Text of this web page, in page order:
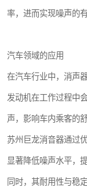
率，进而实现噪声的有
汽车领域的应用
在汽车行业中，消声
发动机在工作过程中
声，影响车内乘客的
苏州巨龙消音器通过
显著降低噪声水平，
同时，其耐用性与稳